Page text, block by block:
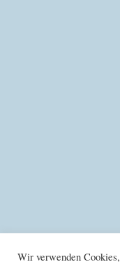
Wir verwenden